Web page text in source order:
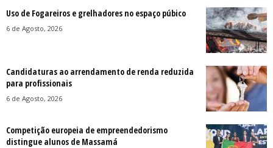
Uso de Fogareiros e grelhadores no espaço púbico
6 de Agosto, 2026
Candidaturas ao arrendamento de renda reduzida
para profissionais
6 de Agosto, 2026
Competição europeia de empreendedorismo
distingue alunos de Massamá